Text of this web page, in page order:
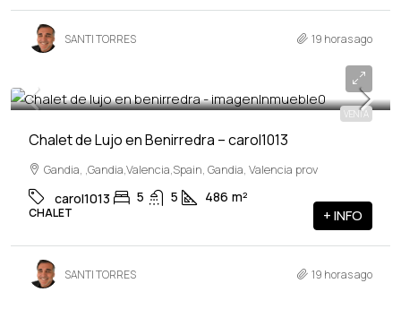
SANTI TORRES 19 horas ago
VENTA
1,600,000€
Chalet de Lujo en Benirredra – carol1013
Gandia, ,Gandia,Valencia,Spain, Gandia, Valencia prov
carol1013 5 5 486 m²
CHALET + INFO
SANTI TORRES 19 horas ago